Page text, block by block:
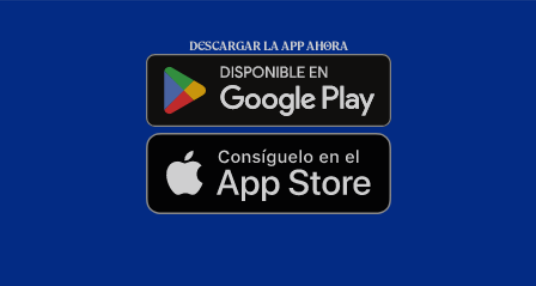
DESCARGAR LA APP AHORA